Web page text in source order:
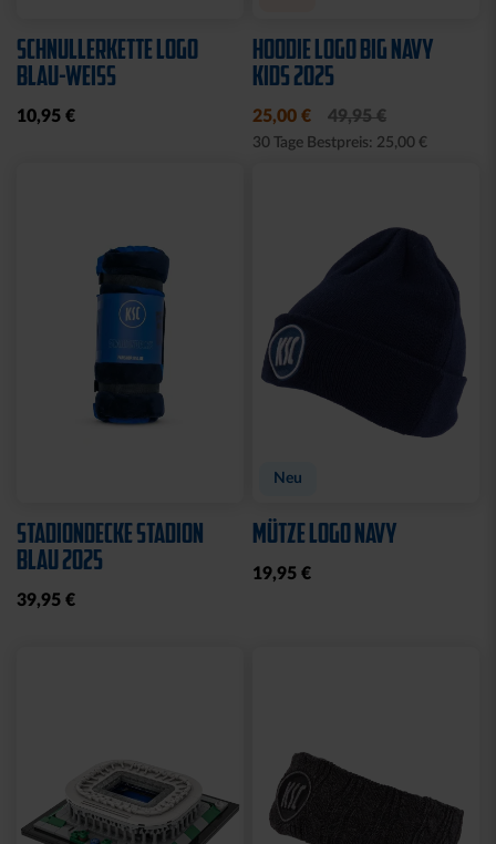
SCHNULLERKETTE LOGO
BLAU-WEISS
10,95 €
HOODIE LOGO BIG NAVY
KIDS 2025
25,00 € 49,95 €
30 Tage Bestpreis: 25,00 €
STADIONDECKE STADION
BLAU 2025
39,95 €
Neu
MÜTZE LOGO NAVY
19,95 €